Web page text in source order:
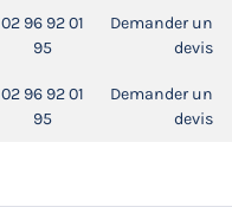
02 96 92 01
95
Demander un
devis
02 96 92 01
95
Demander un
devis